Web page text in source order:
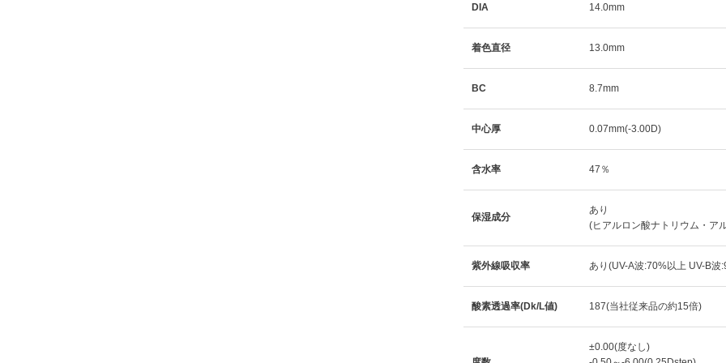
DIA 14.0mm
着色直径 13.0mm
BC 8.7mm
中心厚 0.07mm(-3.00D)
含水率 47％
保湿成分
あり
(ヒアルロン酸ナトリウム・ア
紫外線吸収率 あり(UV-A波:70%以上 UV-B波
酸素透過率(Dk/L値) 187(当社従来品の約15倍)
±0.00(度なし)